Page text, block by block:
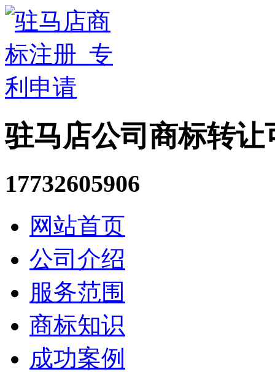
驻马店公司商标转让
17732605906
网站首页
公司介绍
服务范围
商标知识
成功案例